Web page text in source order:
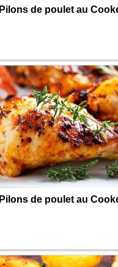
Pilons de poulet au
Pilons de poulet au